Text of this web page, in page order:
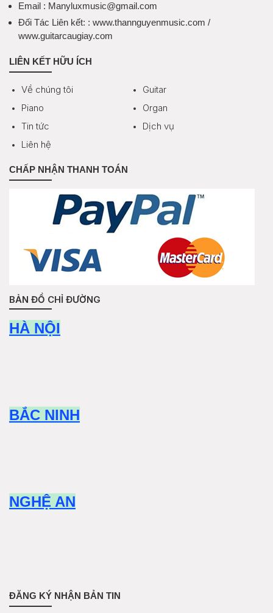
Email : Manyluxmusic@gmail.com
Đối Tác Liên kết: : www.thannguyenmusic.com /
www.guitarcaugiay.com
LIÊN KẾT HỮU ÍCH
Về chúng tôi
Guitar
Piano
Organ
Tin tức
Dịch vụ
Liên hệ
CHẤP NHẬN THANH TOÁN
BẢN ĐỒ CHỈ ĐƯỜNG
HÀ NỘI
BẮC NINH
NGHỆ AN
ĐĂNG KÝ NHẬN BẢN TIN